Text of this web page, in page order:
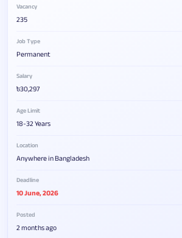
Vacancy
235
Job Type
Permanent
Salary
৳30,297
Age Limit
18-32 Years
Location
Anywhere in Bangladesh
Deadline
10 June, 2026
Posted
2 months ago